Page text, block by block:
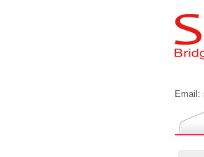
Email: